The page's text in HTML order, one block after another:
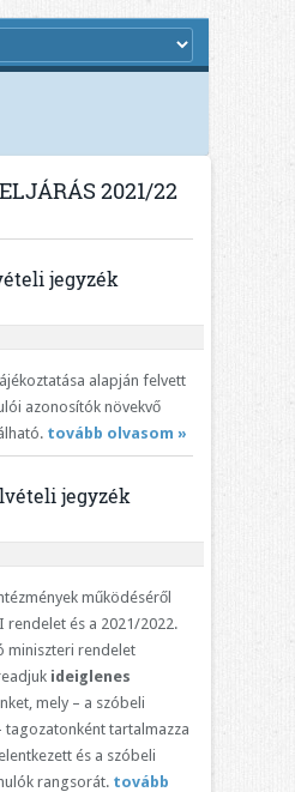
2021/22
jegyzék
alapján felvett
azonosítók növekvő
tovább olvasom »
jegyzék
működéséről
rendelet és a 2021/2022.
miniszteri rendelet
ideiglenes
mely – a szóbeli
tagozatonként tartalmazza
és a szóbeli
rangsorát. tovább